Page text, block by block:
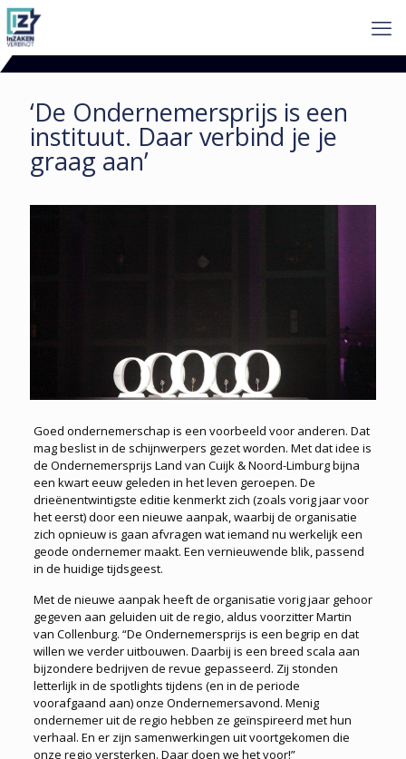
‘De Ondernemersprijs is een
instituut. Daar verbind je je
graag aan’
Goed ondernemerschap is een voorbeeld voor anderen. Dat
mag beslist in de schijnwerpers gezet worden. Met dat idee is
de Ondernemersprijs Land van Cuijk & Noord-Limburg bijna
een kwart eeuw geleden in het leven geroepen. De
drieënentwintigste editie kenmerkt zich (zoals vorig jaar voor
het eerst) door een nieuwe aanpak, waarbij de organisatie
zich opnieuw is gaan afvragen wat iemand nu werkelijk een
geode ondernemer maakt. Een vernieuwende blik, passend
in de huidige tijdsgeest.
Met de nieuwe aanpak heeft de organisatie vorig jaar gehoor
gegeven aan geluiden uit de regio, aldus voorzitter Martin
van Collenburg. “De Ondernemersprijs is een begrip en dat
willen we verder uitbouwen. Daarbij is een breed scala aan
bijzondere bedrijven de revue gepasseerd. Zij stonden
letterlijk in de spotlights tijdens (en in de periode
voorafgaand aan) onze Ondernemersavond. Menig
ondernemer uit de regio hebben ze geïnspireerd met hun
verhaal. En er zijn samenwerkingen uit voortgekomen die
onze regio versterken. Daar doen we het voor!”